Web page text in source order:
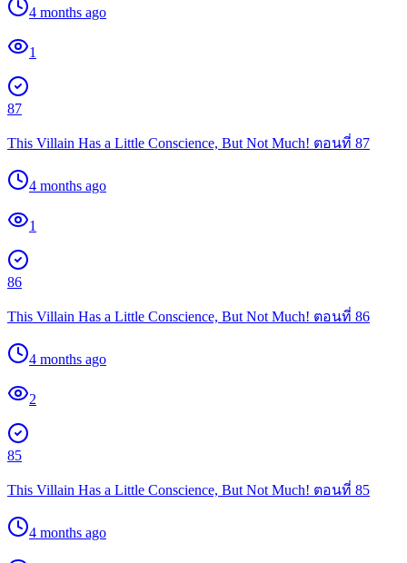
4 months ago
1
87
This Villain Has a Little Conscience, But Not Much! ตอนที่ 87
4 months ago
1
86
This Villain Has a Little Conscience, But Not Much! ตอนที่ 86
4 months ago
2
85
This Villain Has a Little Conscience, But Not Much! ตอนที่ 85
4 months ago